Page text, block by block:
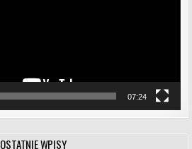
07:24
OSTATNIE WPISY